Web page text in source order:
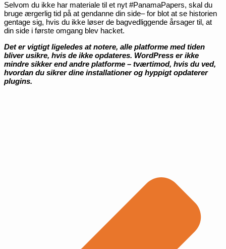
Selvom du ikke har materiale til et nyt #PanamaPapers, skal du
bruge ærgerlig tid på at gendanne din side– for blot at se historien
gentage sig, hvis du ikke løser de bagvedliggende årsager til, at
din side i første omgang blev hacket.
Det er vigtigt ligeledes at notere, alle platforme med tiden
bliver usikre, hvis de ikke opdateres. WordPress er ikke
mindre sikker end andre platforme – tværtimod, hvis du ved,
hvordan du sikrer dine installationer og hyppigt opdaterer
plugins.